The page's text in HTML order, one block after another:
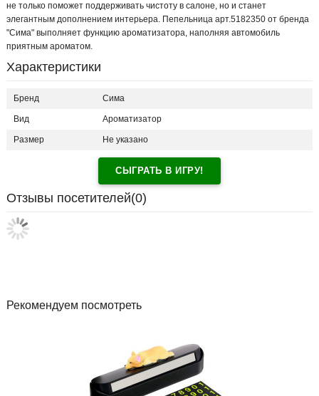
не только поможет поддерживать чистоту в салоне, но и станет
элегантным дополнением интерьера. Пепельница арт.5182350 от бренда
"Сима" выполняет функцию ароматизатора, наполняя автомобиль
приятным ароматом.
Характеристики
Бренд Сима
Вид Ароматизатор
Размер Не указано
СЫГРАТЬ В ИГРУ!
Отзывы посетителей(0)
Рекомендуем посмотреть